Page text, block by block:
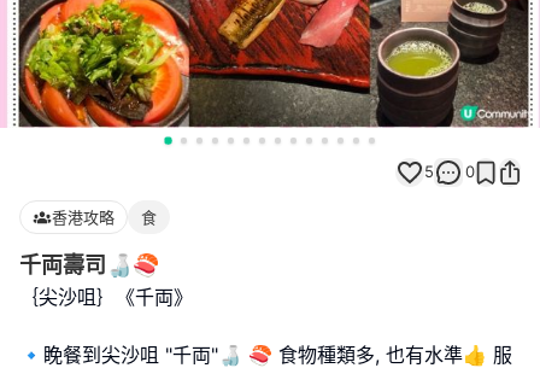
5 0
香港攻略 食
千両壽司🍶🍣
｛尖沙咀｝《千両》
🔹️睌餐到尖沙咀 "千両"🍶 🍣 食物種類多, 也有水準👍 服